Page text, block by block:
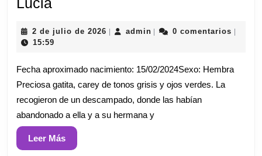
2 de julio de 2026 2
2026
| adminadmin
| 0 comentarios |
15:59
Fecha aproximado nacimiento: 15/02/2024Sexo: Hembra
Preciosa gatita, carey de tonos grisis y ojos verdes. La
recogieron de un descampado, donde las habían
abandonado a ella y a su hermana y
Leer MásLeer
Más